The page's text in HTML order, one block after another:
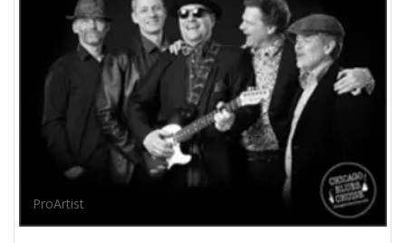
ProArtist